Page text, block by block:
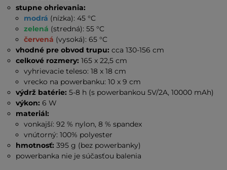
stupne ohrievania:
modrá (nízka): 45 °C
zelená (stredná): 55 °C
červená (vysoká): 65 °C
vhodné pre obvod trupu: cca 130-156 cm
celkové rozmery: 165 x 22,5 cm
vyhrievacie teleso: 18 x 18 cm
vrecko na powerbanku: 10 x 9 cm
výdrž batérie:5-8 h (s powerbankou 5V/2A, 10000 mAh)
výkon: 6 W
materiál:
vonkajší: 92 % nylon, 8 % spandex
vnútorný: 100% polyester
hmotnosť: 395 g (bez powerbanky)
powerbanka nie je súčasťou balenia